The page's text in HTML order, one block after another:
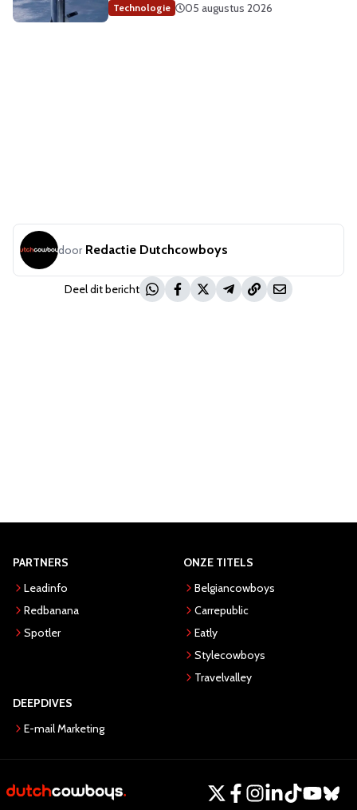
Technologie 05 augustus 2026
door Redactie Dutchcowboys
Deel dit bericht
PARTNERS
Leadinfo
Redbanana
Spotler
ONZE TITELS
Belgiancowboys
Carrepublic
Eatly
Stylecowboys
Travelvalley
DEEPDIVES
E-mail Marketing